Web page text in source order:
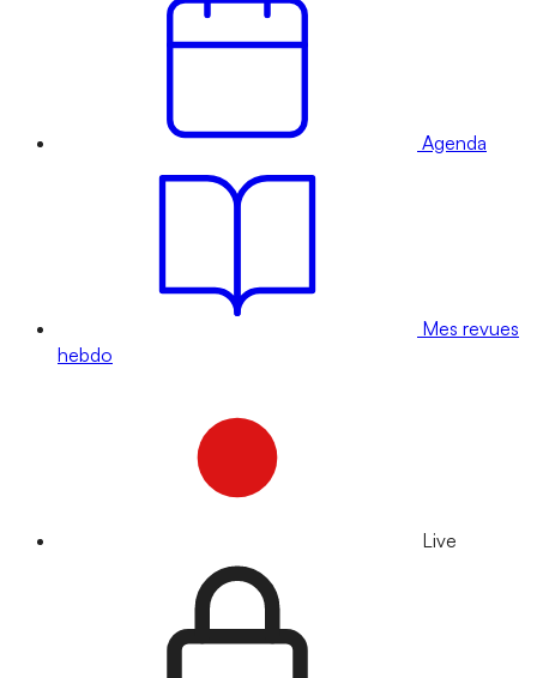
Agenda
Mes revues
hebdo
Live